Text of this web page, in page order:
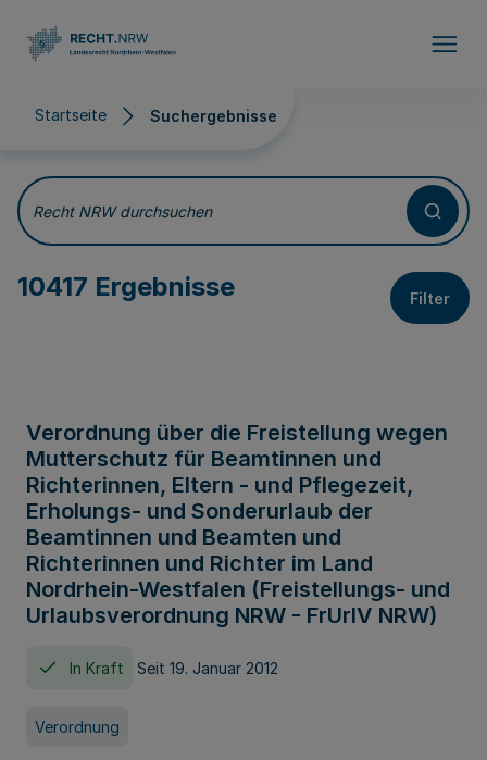
Startseite Suchergebnisse
Suchergebnisse
Recht NRW durchsuchen
10417 Ergebnisse Filter
Verordnung über die Freistellung wegen
Mutterschutz für Beamtinnen und
Richterinnen, Eltern - und Pflegezeit,
Erholungs- und Sonderurlaub der
Beamtinnen und Beamten und
Richterinnen und Richter im Land
Nordrhein-Westfalen (Freistellungs- und
Urlaubsverordnung NRW - FrUrlV NRW)
In Kraft Seit 19. Januar 2012
Verordnung